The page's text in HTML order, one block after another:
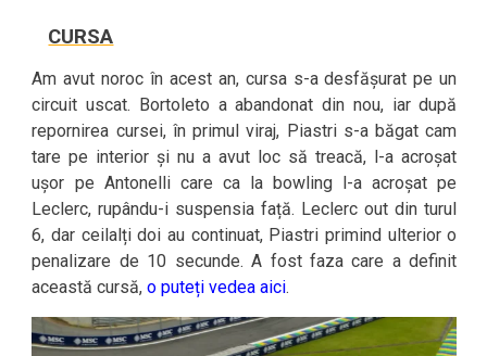
CURSA
Am avut noroc în acest an, cursa s-a desfășurat pe un
circuit uscat. Bortoleto a abandonat din nou, iar după
repornirea cursei, în primul viraj, Piastri s-a băgat cam
tare pe interior și nu a avut loc să treacă, l-a acroșat
ușor pe Antonelli care ca la bowling l-a acroșat pe
Leclerc, rupându-i suspensia față. Leclerc out din turul
6, dar ceilalți doi au continuat, Piastri primind ulterior o
penalizare de 10 secunde. A fost faza care a definit
această cursă,o puteți vedea aici.